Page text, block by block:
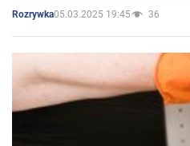
Rozrywka05.03.2025 19:45 36